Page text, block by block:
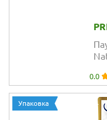
и
0.0
Упаковка